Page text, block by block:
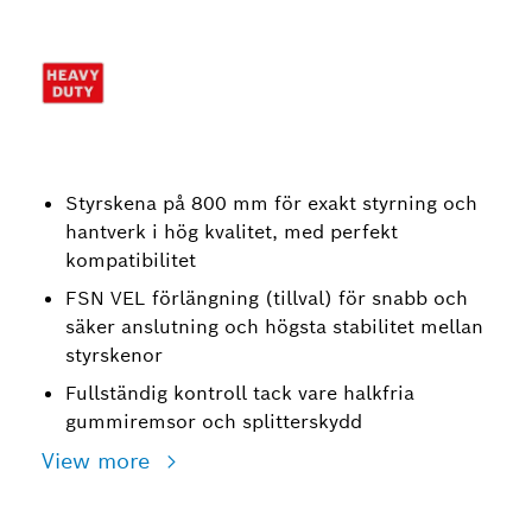
Styrskena på 800 mm för exakt styrning och
hantverk i hög kvalitet, med perfekt
kompatibilitet
FSN VEL förlängning (tillval) för snabb och
säker anslutning och högsta stabilitet mellan
styrskenor
Fullständig kontroll tack vare halkfria
gummiremsor och splitterskydd
View more